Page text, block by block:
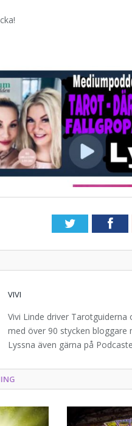
Twitter
VIVI
Vivi Linde driver
med över 90 stycken bloggare
Lyssna även gärna på